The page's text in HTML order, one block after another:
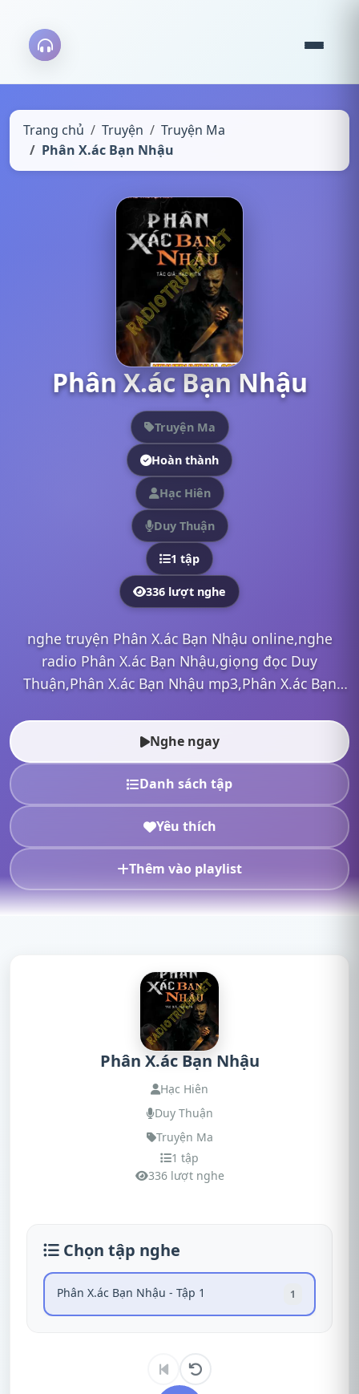
Trang chủ Truyện
Truyện Ma
Phân X.ác Bạn Nhậu
Phân X.ác Bạn Nhậu
Truyện Ma
Hoàn thành
Hạc Hiên
Duy Thuận
1 tập
336 lượt nghe
nghe truyện Phân X.ác Bạn Nhậu online,nghe
radio Phân X.ác Bạn Nhậu,giọng đọc Duy
Thuận,Phân X.ác Bạn Nhậu mp3,Phân X.ác Bạn
Nghe ngay
Danh sách tập
Yêu thích
Thêm vào playlist
Phân X.ác Bạn Nhậu
Hạc Hiên
Duy Thuận
Truyện Ma
1 tập
336 lượt nghe
Chọn tập nghe
Phân X.ác Bạn Nhậu - Tập 1 1